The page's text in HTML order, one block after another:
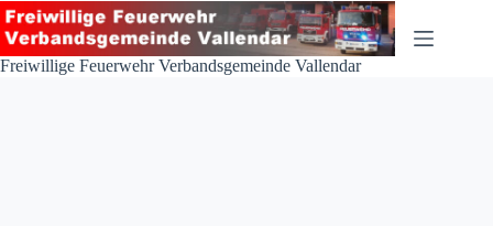
Zum
Inhalt
springen
Freiwillige Feuerwehr Verbandsgemeinde Vallendar